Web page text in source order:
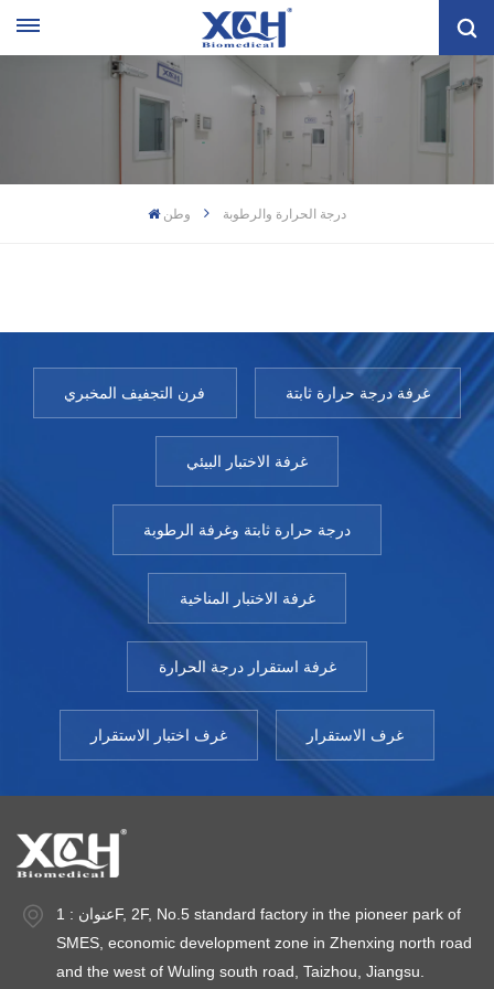
وطن درجة الحرارة والرطوبة
فرن التجفيف المخبري غرفة درجة حرارة ثابتة
غرفة الاختبار البيئي
درجة حرارة ثابتة وغرفة الرطوبة
غرفة الاختبار المناخية
غرفة استقرار درجة الحرارة
غرف اختبار الاستقرار غرف الاستقرار
عنوان : 1F, 2F, No.5 standard factory in the pioneer park of
SMES, economic development zone in Zhenxing north road
and the west of Wuling south road, Taizhou, Jiangsu.